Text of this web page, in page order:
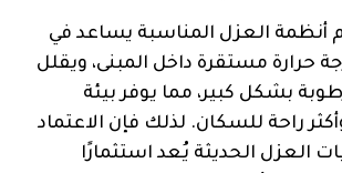
أنظمة العزل المناسبة يساعد في
حرارة مستقرة داخل المبنى، ويقلل
بشكل كبير، مما يوفر بيئة
راحة للسكان. لذلك فإن الاعتماد
العزل الحديثة يُعد استثمارًا